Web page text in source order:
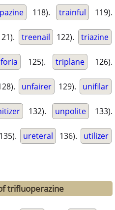
118). trainful 119).
treenail 122). triazine
125). triplane 126).
unfairer 129). unifilar
132). unpolite 133).
135). ureteral 136). utilizer
trifluoperazine